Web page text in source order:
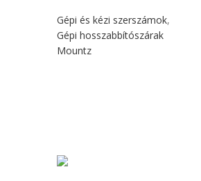
Gépi és kézi szerszámok,
Gépi hosszabbítószárak
Mountz